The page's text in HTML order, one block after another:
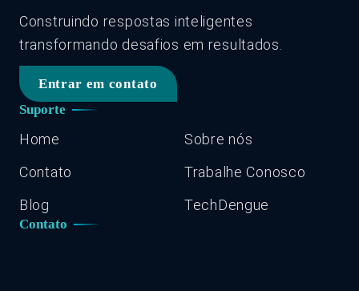
Construindo respostas inteligentes
transformando desafios em resultados.
Entrar em contato
Suporte
Home
Sobre nós
Contato
Trabalhe Conosco
Blog
TechDengue
Contato